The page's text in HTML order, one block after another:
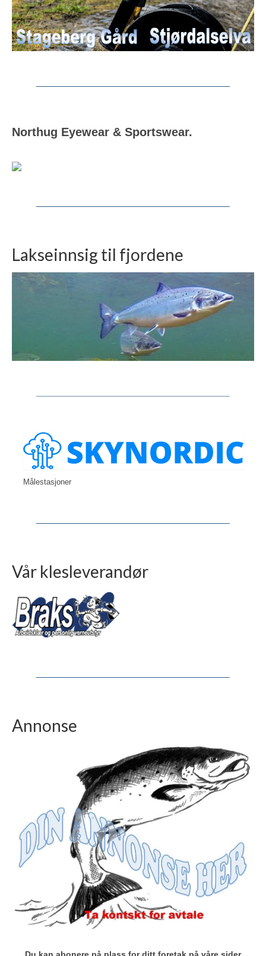
Northug Eyewear & Sportswear.
Lakseinnsig til fjordene
Målestasjoner
Vår klesleverandør
Annonse
Du kan abonere på plass for ditt foretak på våre sider